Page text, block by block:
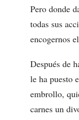
Pero donde
todas sus
encogernos
Después de
le ha puesto
embrollo,
carnes un